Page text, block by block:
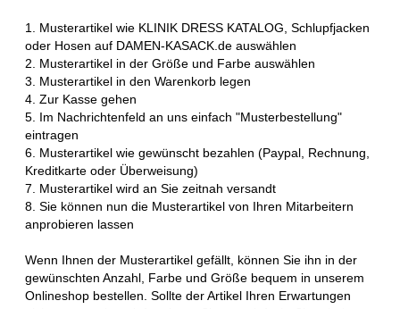
1. Musterartikel wie KLINIK DRESS KATALOG, Schlupfjacken
oder Hosen auf DAMEN-KASACK.de auswählen
2. Musterartikel in der Größe und Farbe auswählen
3. Musterartikel in den Warenkorb legen
4. Zur Kasse gehen
5. Im Nachrichtenfeld an uns einfach "Musterbestellung"
eintragen
6. Musterartikel wie gewünscht bezahlen (Paypal, Rechnung,
Kreditkarte oder Überweisung)
7. Musterartikel wird an Sie zeitnah versandt
8. Sie können nun die Musterartikel von Ihren Mitarbeitern
anprobieren lassen
Wenn Ihnen der Musterartikel gefällt, können Sie ihn in der
gewünschten Anzahl, Farbe und Größe bequem in unserem
Onlineshop bestellen. Sollte der Artikel Ihren Erwartungen